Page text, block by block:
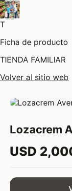
T
Ficha de producto
TIENDA FAMILIAR
Volver al sitio web
Lozacrem
USD